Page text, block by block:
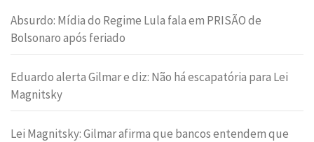
Absurdo: Mídia do Regime Lula fala em PRISÃO de
Bolsonaro após feriado
Eduardo alerta Gilmar e diz: Não há escapatória para Lei
Magnitsky
Lei Magnitsky: Gilmar afirma que bancos entendem que